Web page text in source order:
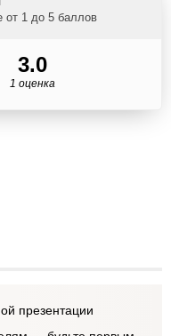
от 1 до 5 баллов
3.0
1 оценка
презентации